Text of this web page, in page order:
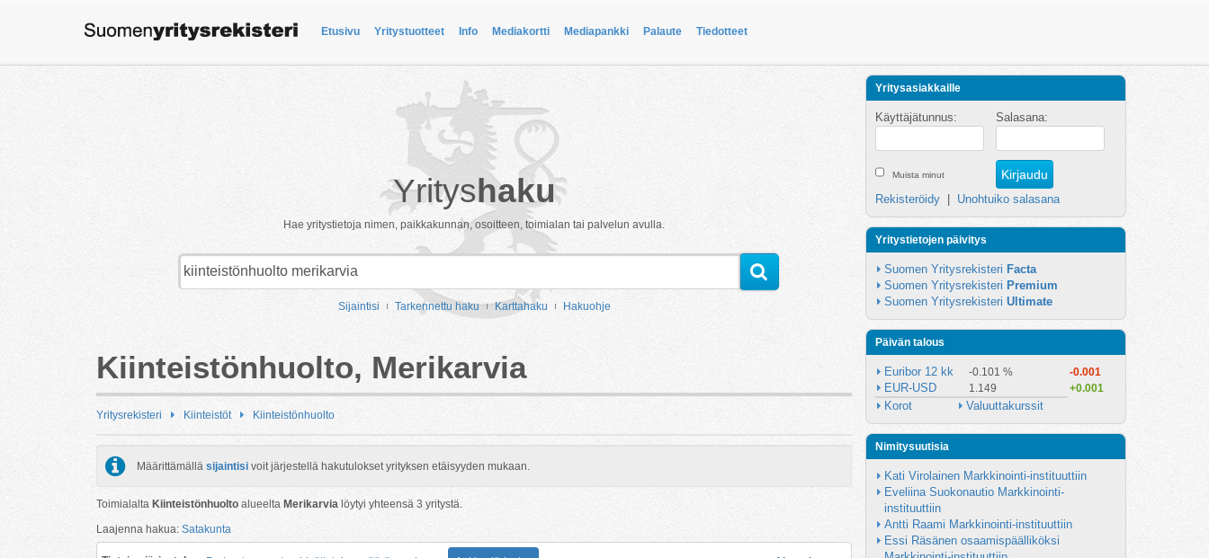
Etusivu Yritystuotteet Info Mediakortti Mediapankki Palaute Tiedotteet
Yrityshaku
Hae yritystietoja nimen, paikkakunnan, osoitteen, toimialan tai palvelun avulla.
Sijaintisi Tarkennettu haku Karttahaku Hakuohje
Kiinteistönhuolto, Merikarvia
Yritysrekisteri Kiinteistöt Kiinteistönhuolto
Määrittämällä sijaintisi voit järjestellä hakutulokset yrityksen etäisyyden mukaan.
Toimialalta Kiinteistönhuolto alueelta Merikarvia löytyi yhteensä 3 yritystä.
Laajenna hakua: Satakunta
Yritysasiakkaille
Käyttäjätunnus: Salasana:
Muista minut
Rekisteröidy Unohtuiko salasana
Yritystietojen päivitys
Suomen Yritysrekisteri Facta
Suomen Yritysrekisteri Premium
Suomen Yritysrekisteri Ultimate
Päivän talous
Euribor 12 kk -0.101 % -0.001
EUR-USD 1.149 +0.001
Korot Valuuttakurssit
Nimitysuutisia
Kati Virolainen Markkinointi-instituuttiin
Eveliina Suokonautio Markkinointi-
instituuttiin
Antti Raami Markkinointi-instituuttiin
Essi Räsänen osaamispäälliköksi